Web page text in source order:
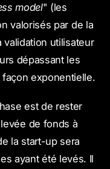
model" (les
valorisés par de la
utilisateur
dépassant les
exponentielle.
est de rester
de fonds à
la start-up sera
ayant été levés. Il